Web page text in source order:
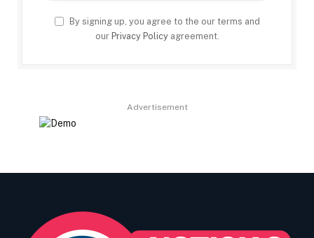
By signing up, you agree to the our terms and
our Privacy Policyagreement.
Advertisement